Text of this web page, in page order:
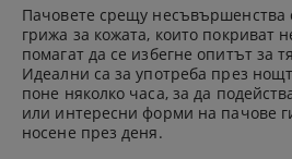
Пачовете срещу несъвършенства
грижа за кожата, които покриват
помагат да се избегне опитът за
Идеални са за употреба през
поне няколко часа, за да
или интересни форми на пачове
носене през деня.